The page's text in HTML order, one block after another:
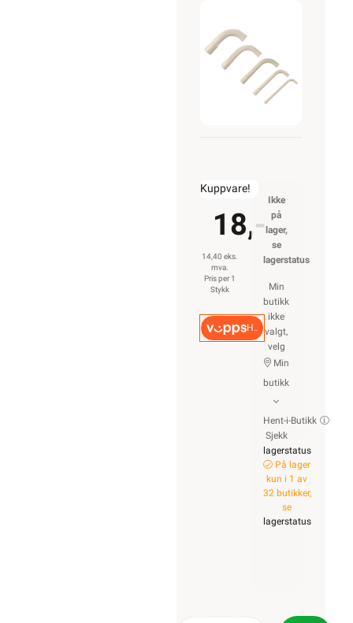
Kuppvare!
18,-
14,40 eks.
mva.
Pris per 1
Stykk
Hurtigkasse
Ikke
på
lager,
se
lagerstatus
Min
butikk
ikke
valgt,
velg
Min
butikk
Hent-i-Butikk
Sjekk
lagerstatus
På lager
kun i 1 av
32 butikker,
se
lagerstatus